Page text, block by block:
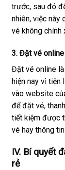
trước, sau đó
nhiên, việc này
vé không chính
3. Đặt vé online
Đặt vé online
hiện nay vì tiện
vào website
để đặt vé,
tiết kiệm được
vé hay thông
IV. Bí quyết
rẻ